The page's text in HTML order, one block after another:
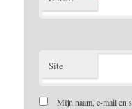
Site
Mijn naam, e-mail en